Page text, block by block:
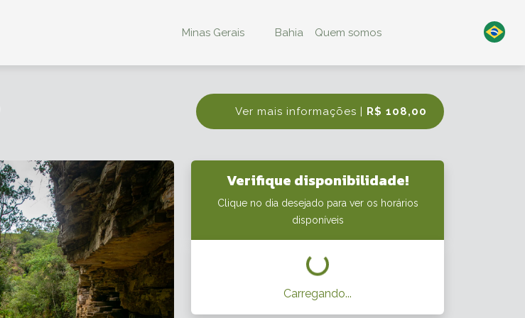
Minas Gerais Bahia Quem somos
Ver mais informações | R$ 108,00
Verifique disponibilidade!
Clique no dia desejado para ver os horários
disponíveis
Carregando...